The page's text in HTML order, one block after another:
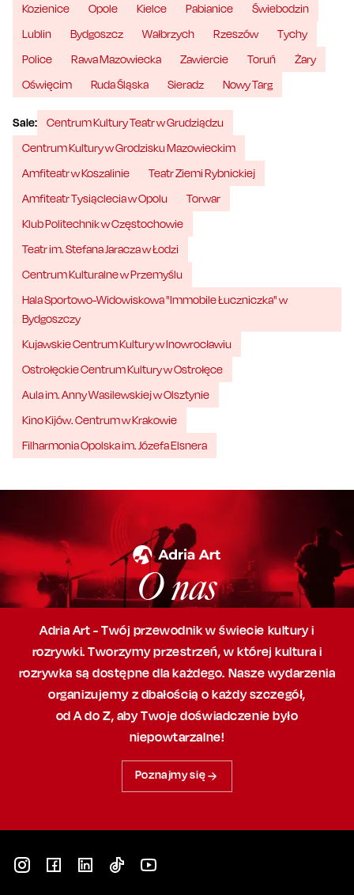
Kozienice
Opole Kielce Pabianice
Świebodzin
Lublin
Bydgoszcz Wałbrzych Rzeszów
Tychy
Police
Rawa Mazowiecka Zawiercie Toruń
Żary
Oświęcim
Ruda Śląska Sieradz Nowy Targ
Sale:
Centrum Kultury Teatr w Grudziądzu
Centrum Kultury w Grodzisku Mazowieckim
Amfiteatr w Koszalinie
Teatr Ziemi Rybnickiej
Amfiteatr Tysiąclecia w Opolu
Torwar
Klub Politechnik w Częstochowie
Teatr im. Stefana Jaracza w Łodzi
Centrum Kulturalne w Przemyślu
Hala Sportowo-Widowiskowa "Immobile Łuczniczka" w
Bydgoszczy
Kujawskie Centrum Kultury w Inowrocławiu
Ostrołęckie Centrum Kultury w Ostrołęce
Aula im. Anny Wasilewskiej w Olsztynie
Kino Kijów. Centrum w Krakowie
Filharmonia Opolska im. Józefa Elsnera
O nas
Adria Art - Twój przewodnik w świecie kultury i
rozrywki. Tworzymy przestrzeń,w której kultura i
rozrywka są dostępne dla każdego. Nasze wydarzenia
organizujemy z dbałością o każdy szczegół,
od A do Z, abyTwoje doświadczenie było
niepowtarzalne!
Poznajmy się